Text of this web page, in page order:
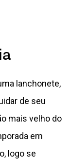
lanchonete,
de seu
mais velho do
em
logo se